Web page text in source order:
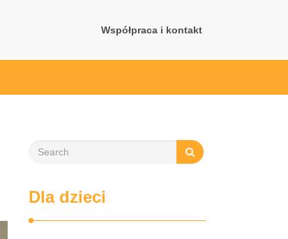
Współpraca i kontakt
Dla dzieci